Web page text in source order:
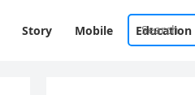
Story Mobile Education